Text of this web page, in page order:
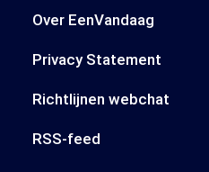
Over EenVandaag
Privacy Statement
Richtlijnen webchat
RSS-feed